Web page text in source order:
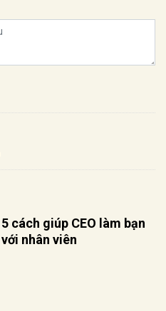
5 cách giúp CEO làm bạn
với nhân viên